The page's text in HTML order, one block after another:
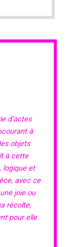
d’actes
à
objets
à cette
logique et
avec ce
joie ou
récolte,
pour elle